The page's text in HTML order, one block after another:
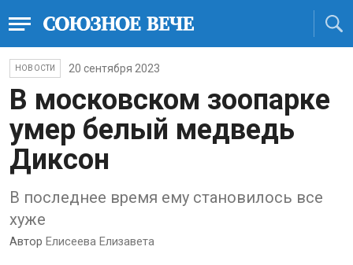
НОВОСТИ 20 сентября 2023
В московском зоопарке
умер белый медведь
Диксон
В последнее время ему становилось все
хуже
Автор Елисеева Елизавета